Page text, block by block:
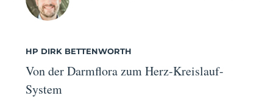
HP DIRK BETTENWORTH
Von der Darmflora zum Herz-Kreislauf-
System